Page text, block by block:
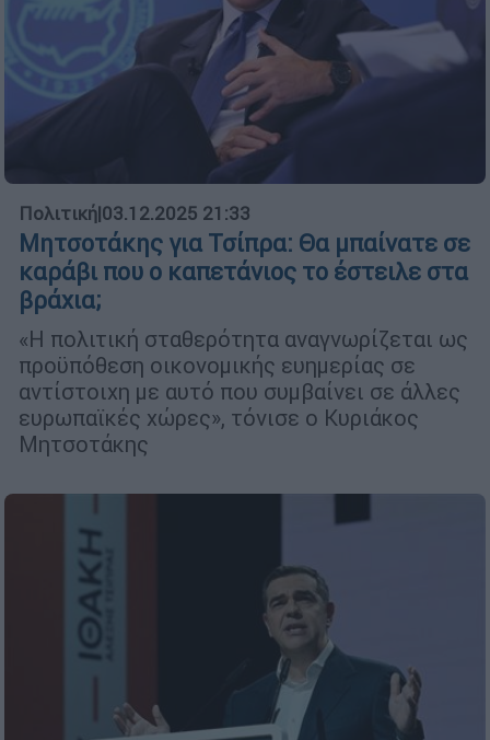
Πολιτική|03.12.2025 21:33
Μητσοτάκης για Τσίπρα: Θα μπαίνατε σε
καράβι που ο καπετάνιος το έστειλε στα
βράχια;
«Η πολιτική σταθερότητα αναγνωρίζεται ως
προϋπόθεση οικονομικής ευημερίας σε
αντίστοιχη με αυτό που συμβαίνει σε άλλες
ευρωπαϊκές χώρες», τόνισε ο Κυριάκος
Μητσοτάκης